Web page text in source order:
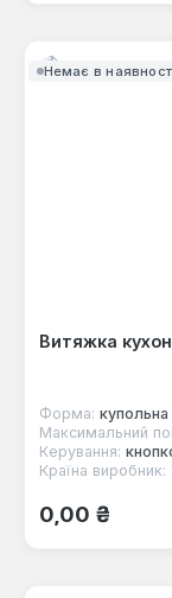
Немає в
Витяжка
Форма: купольна
Максимальний
Керування:
Країна виробник:
Звичайна
0,00 ₴